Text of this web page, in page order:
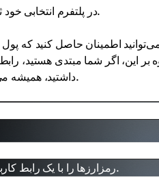
در پلتفرم انتخابی خود ثبت‌نام کنید. در بیشتر موارد، بلافاصله پس از ثبت‌نام به کیف پول ارز دیجیتال دسترسی خواهید داشت.
بر این، اگر شما مبتدی هستید،
داشتید، همیشه می‌توانید با تیم پشتیبانی تماس بگیرید؛ آنها به شما پاسخ خواهند داد و به حل مشکلاتتان کمک خواهند کرد.
رمزارزها را با یک رابط کاربرپسند، گزینه‌های واریز آسان و مجموعه‌ای گسترده از ابزارها برای استفاده روزمره مدیریت کنید.